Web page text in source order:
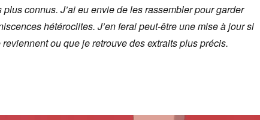
plus connus. J’ai eu envie de les rassembler pour garder
hétéroclites. J’en ferai peut-être une mise à jour si
reviennent ou que je retrouve des extraits plus précis.